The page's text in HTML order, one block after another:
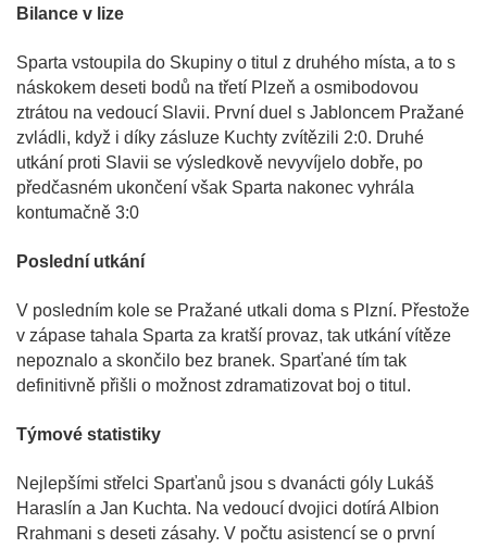
Bilance v lize
Sparta vstoupila do Skupiny o titul z druhého místa, a to s
náskokem deseti bodů na třetí Plzeň a osmibodovou
ztrátou na vedoucí Slavii. První duel s Jabloncem Pražané
zvládli, když i díky zásluze Kuchty zvítězili 2:0. Druhé
utkání proti Slavii se výsledkově nevyvíjelo dobře, po
předčasném ukončení však Sparta nakonec vyhrála
kontumačně 3:0
Poslední utkání
V posledním kole se Pražané utkali doma s Plzní. Přestože
v zápase tahala Sparta za kratší provaz, tak utkání vítěze
nepoznalo a skončilo bez branek. Sparťané tím tak
definitivně přišli o možnost zdramatizovat boj o titul.
Týmové statistiky
Nejlepšími střelci Sparťanů jsou s dvanácti góly Lukáš
Haraslín a Jan Kuchta. Na vedoucí dvojici dotírá Albion
Rrahmani s deseti zásahy. V počtu asistencí se o první